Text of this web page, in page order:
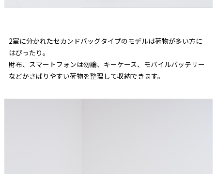
2室に分かれたセカンドバッグタイプのモデルは荷物が多い方に
はぴったり。
財布、スマートフォンは勿論、キーケース、モバイルバッテリー
などかさばりやすい荷物を整理して収納できます。